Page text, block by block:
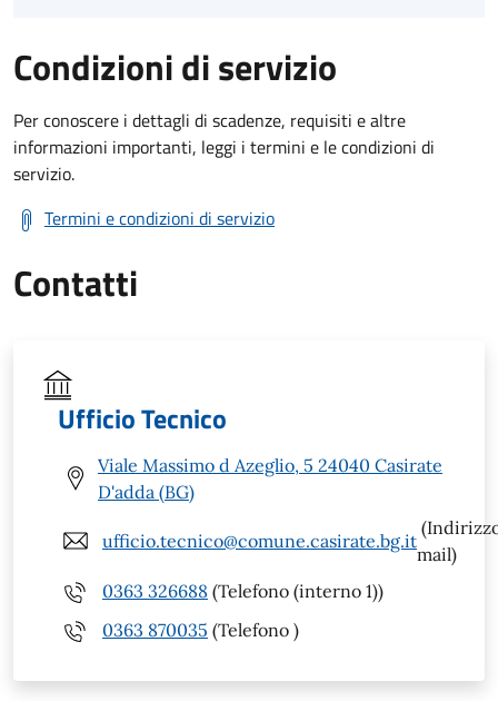
Condizioni di servizio
Per conoscere i dettagli di scadenze, requisiti e altre
informazioni importanti, leggi i termini e le condizioni di
servizio.
Termini e condizioni di servizio
Contatti
Ufficio Tecnico
Viale Massimo d Azeglio, 5 24040 Casirate
D'adda (BG)
ufficio.tecnico@comune.casirate.bg.it
mail)
0363 326688 (Telefono (interno 1))
0363 870035 (Telefono )